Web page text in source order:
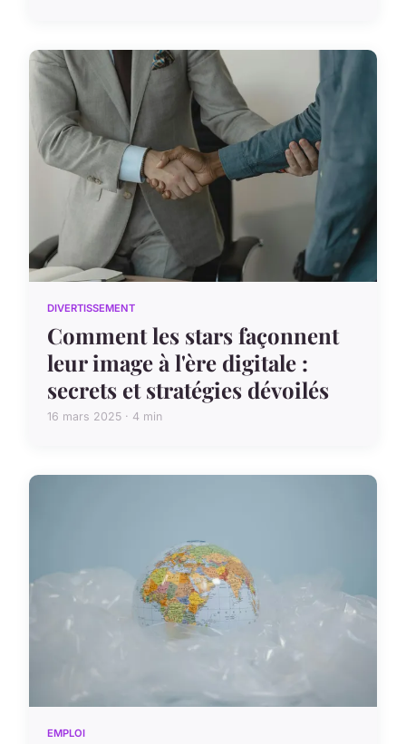
DIVERTISSEMENT
Comment les stars façonnent
leur image à l'ère digitale :
secrets et stratégies dévoilés
16 mars 2025 · 4 min
EMPLOI